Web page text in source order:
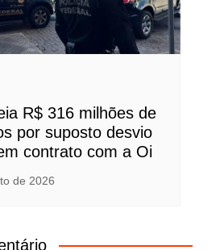
R$ 316 milhões de
por suposto desvio
contrato com a Oi
de 2026